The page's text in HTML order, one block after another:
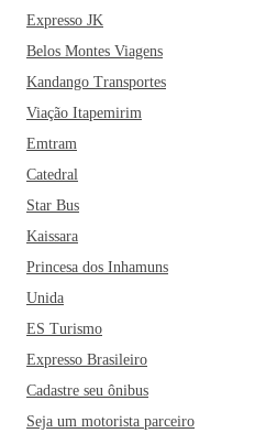
Expresso JK
Belos Montes Viagens
Kandango Transportes
Viação Itapemirim
Emtram
Catedral
Star Bus
Kaissara
Princesa dos Inhamuns
Unida
ES Turismo
Expresso Brasileiro
Cadastre seu ônibus
Seja um motorista parceiro